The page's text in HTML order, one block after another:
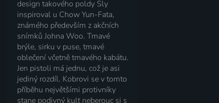
design takového poldy Sly
inspiroval u Chow Yun-Fata,
známého především z akčních
snímků Johna Woo. Tmavé
brýle, sirku v puse, tmavé
oblečení včetně tmavého kabátu.
Jen pistoli má jednu, což je asi
jediný rozdíl. Kobrovi se v tomto
příběhu největšími protivníky
stane podivný kult neberouc si s